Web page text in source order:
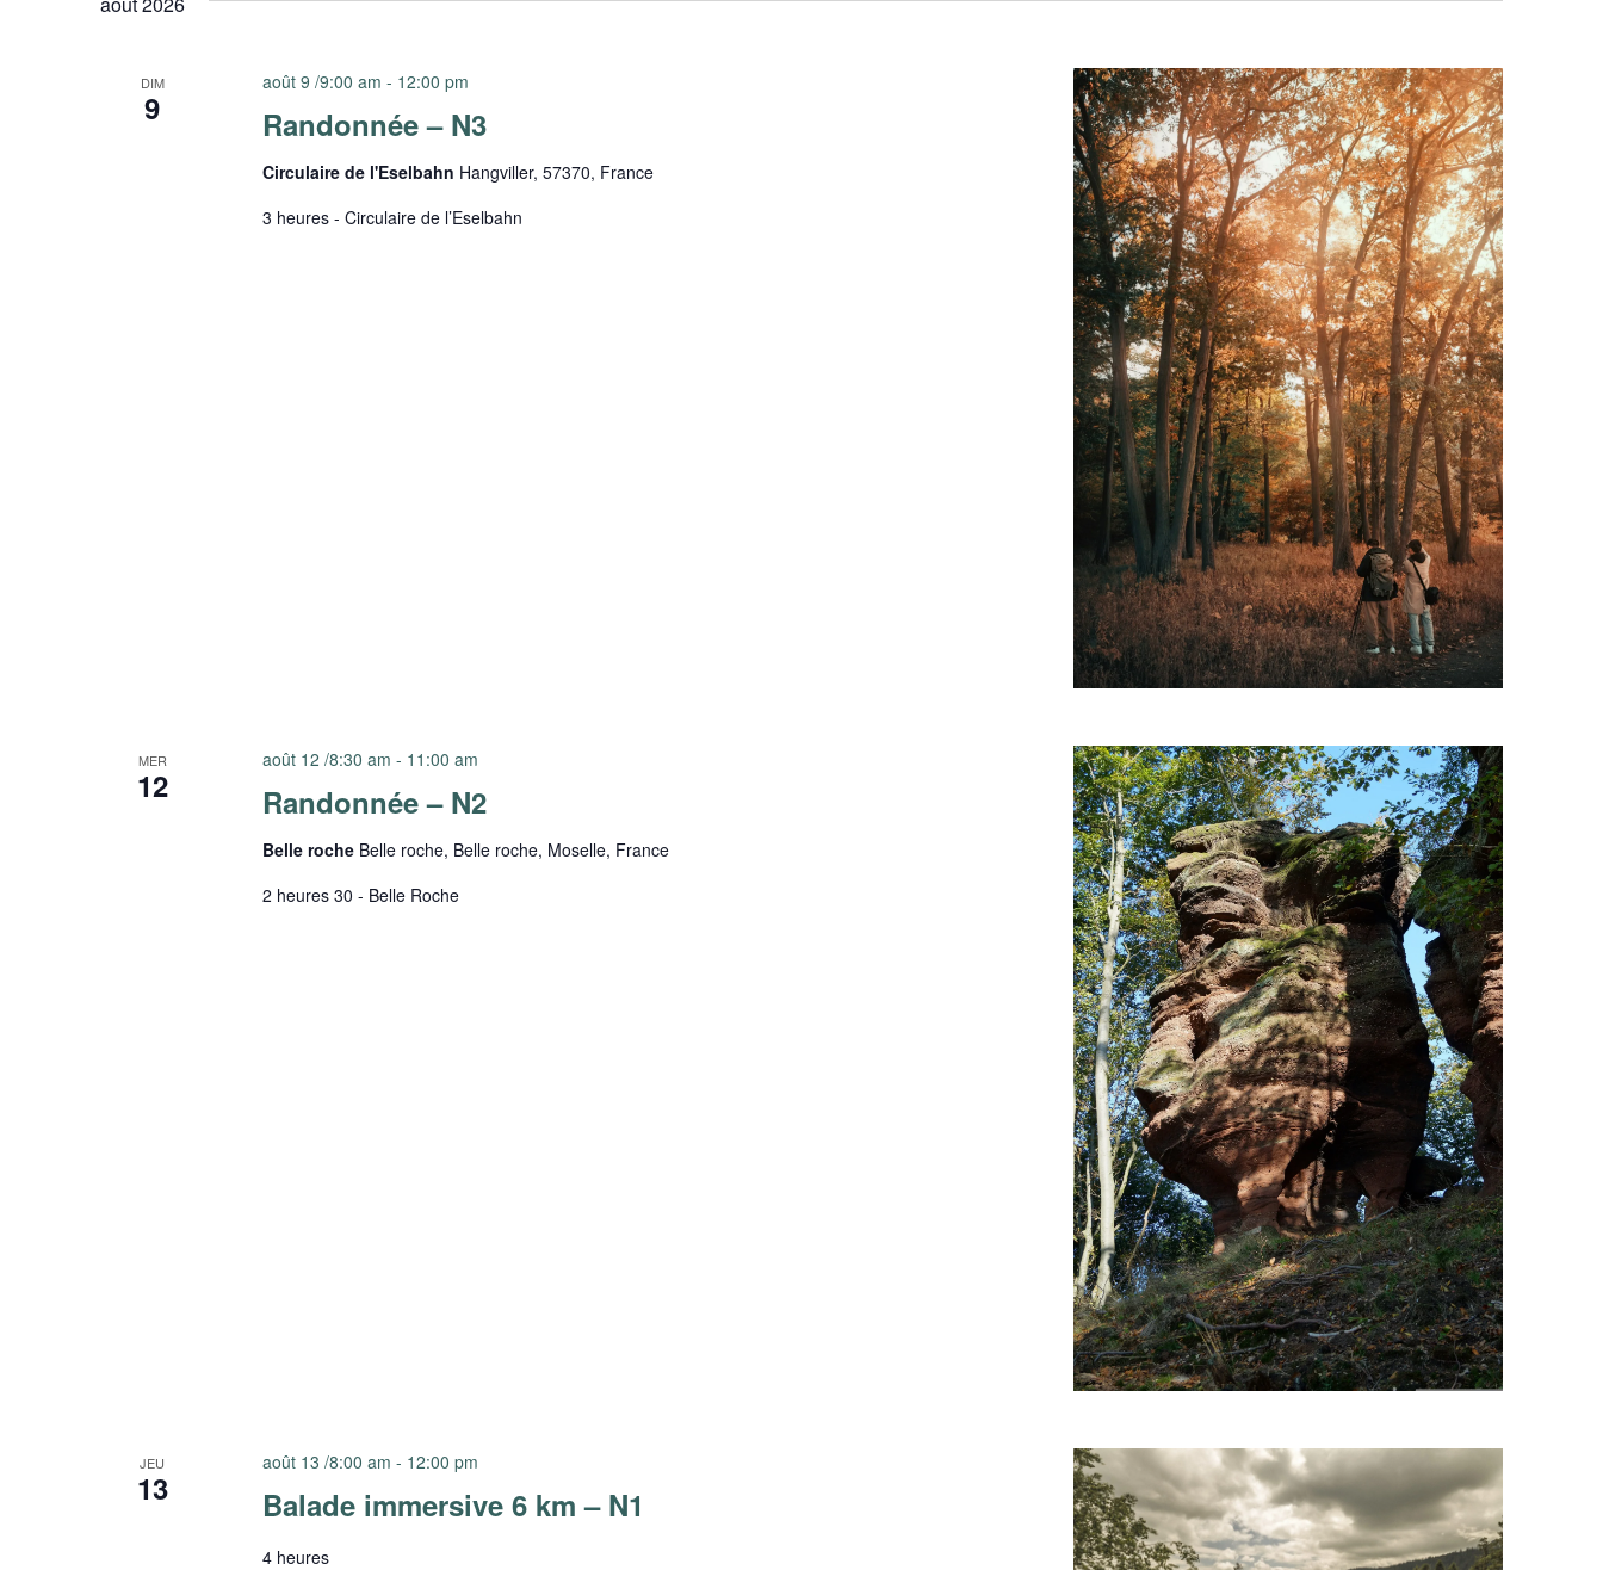
DIM
9 Randonnée – N3
août 9 /9:00 am - 12:00 pm
Circulaire de l'Eselbahn Hangviller, 57370, France
3 heures - Circulaire de l’Eselbahn
MER
12 Randonnée – N2
août 12 /8:30 am - 11:00 am
Belle roche Belle roche, Belle roche, Moselle, France
2 heures 30 - Belle Roche
JEU
13 Balade immersive 6 km – N1
août 13 /8:00 am - 12:00 pm
4 heures